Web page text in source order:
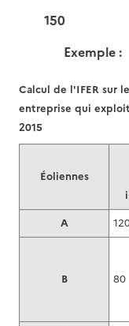
150
Exemple :
Éoliennes
A
B 80
Calcul de l'IFER sur
entreprise qui
2015